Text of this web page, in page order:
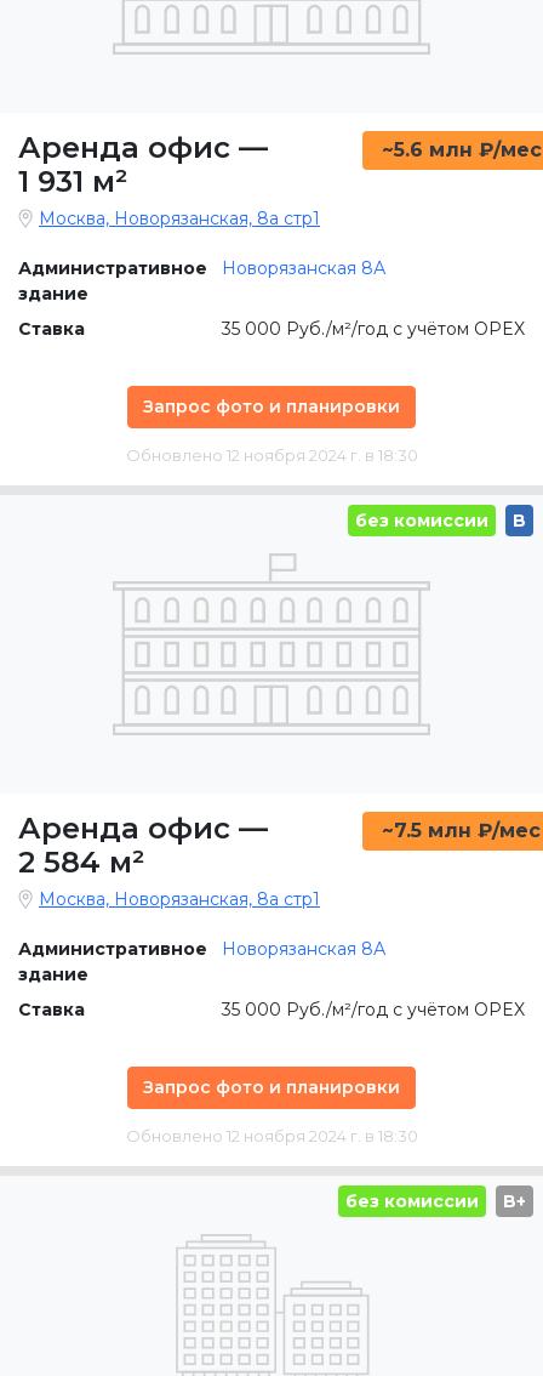
Аренда офис —
1 931 м²
~5.6 млн ₽/мес
Москва, Новорязанская, 8а стр1
Административное
здание
Новорязанская 8А
Ставка 35 000 Руб./м²/год с учётом OPEX
Запрос фото и планировки
Обновлено 12 ноября 2024 г. в 18:30
без комиссии B
Аренда офис —
2 584 м²
~7.5 млн ₽/мес
Москва, Новорязанская, 8а стр1
Административное
здание
Новорязанская 8А
Ставка 35 000 Руб./м²/год с учётом OPEX
Запрос фото и планировки
Обновлено 12 ноября 2024 г. в 18:30
без комиссии B+